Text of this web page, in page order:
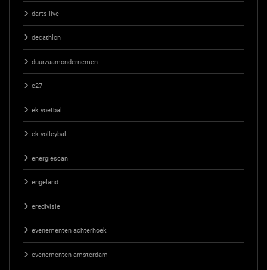
darts live
decathlon
duurzaamondernemen
e27
ek voetbal
ek volleybal
energiescan
engeland
eredivisie
evenementen achterhoek
evenementen amsterdam